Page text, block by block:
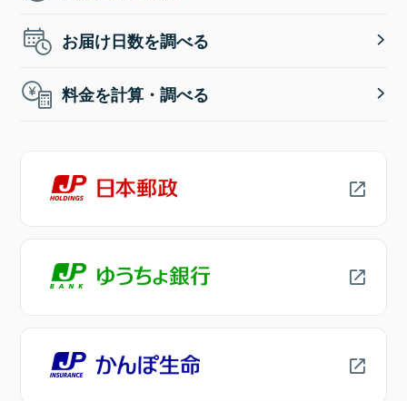
お届け日数を調べる
料金を計算・調べる